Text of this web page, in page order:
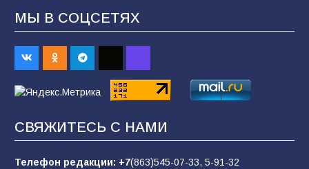
«Пургу нести — не поля переходить»: почему
заявления о мобилизации — это
пропагандистский вброс
01.08.2026
«Слухами Москву не возьмёшь»: почему
отчаяние, а не разведка
МЫ В СОЦСЕТЯХ
СВЯЖИТЕСЬ С НАМИ
Телефон редакции: +7(863)545-07-33, 5-91-32